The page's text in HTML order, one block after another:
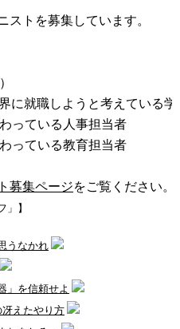
ストを募集しています。
に就職しようと考えている学
っている人事担当者
っている教育担当者
募集ページをご覧ください。
」】
うなかれ
」を信頼せよ
えたやり方